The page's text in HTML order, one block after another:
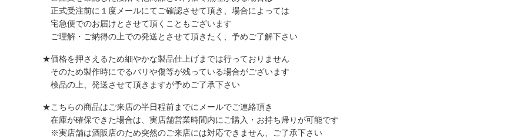
正式受注前に１度メールにてご確認させて頂き、場合によっては
宅急便でのお届けとさせて頂くこともございます
ご理解・ご納得の上での発送とさせて頂きたく、予めご了解下さい
★価格を押さえるため細やかな製品仕上げまでは行っておりません
そのため製作時にでるバリや傷等が残っている場合がございます
検品の上、発送させて頂きますが予めご了承下さい
★こちらの商品はご来店の半日程前までにメールでご連絡頂き
在庫が確保できた場合は、実店舗営業時間内にご購入・お持ち帰りが可能です
※実店舗は酒販店のため突然のご来店には対応できません、ご了承下さい